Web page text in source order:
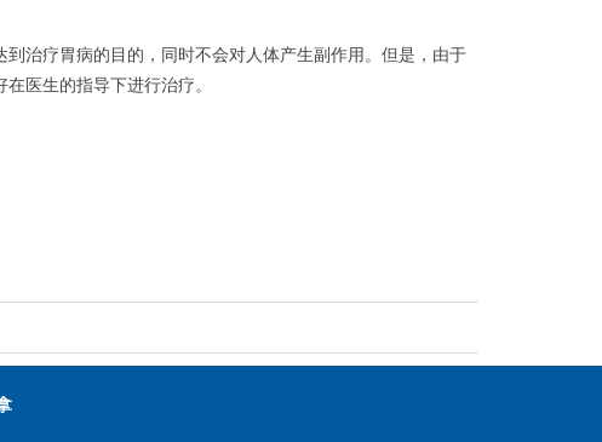
治疗胃病的目的，同时不会对人体产生副作用。但是，由于
医生的指导下进行治疗。